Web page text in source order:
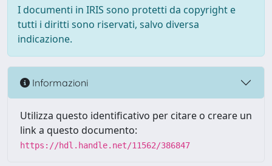
I documenti in IRIS sono protetti da copyright e
tutti i diritti sono riservati, salvo diversa
indicazione.
Informazioni
Utilizza questo identificativo per citare o creare un
link a questo documento:
https://hdl.handle.net/11562/386847